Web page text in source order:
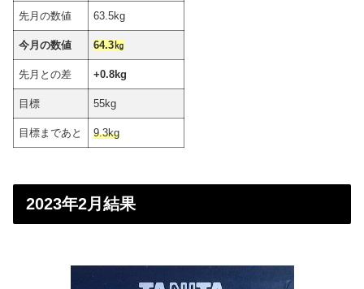
先月の数値 63.5kg
今月の数値 64.3 ㎏
先月との差 +0.8kg
目標 55kg
目標まであと 9.3kg
2023年2月結果